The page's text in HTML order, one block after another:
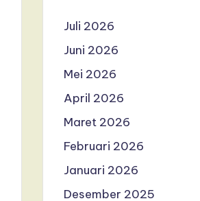
Juli 2026
Juni 2026
Mei 2026
April 2026
Maret 2026
Februari 2026
Januari 2026
Desember 2025